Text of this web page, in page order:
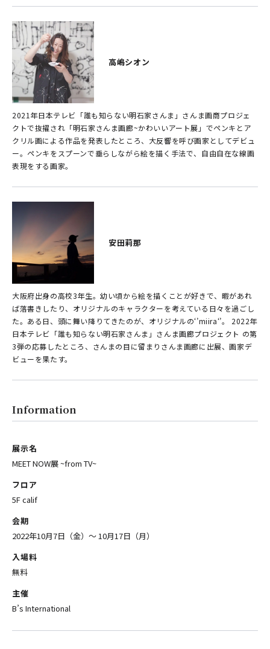
高嶋シオン
2021年日本テレビ「誰も知らない明石家さんま」さんま画商プロジェ
クトで抜擢され「明石家さんま画廊~かわいいアート展」でペンキとア
クリル画による作品を発表したところ、大反響を呼び画家としてデビュ
ー。ペンキをスプーンで垂らしながら絵を描く手法で、自由自在な線画
表現をする画家。
安田莉那
大阪府出身の高校3年生。幼い頃から絵を描くことが好きで、暇があれ
ば落書きしたり、オリジナルのキャラクターを考えている日々を過ごし
た。ある日、頭に舞い降りてきたのが、オリジナルの‘’miira‘’。 2022年
日本テレビ「誰も知らない明石家さんま」さんま画廊プロジェクト の第
3弾の応募したところ、さんまの目に留まりさんま画廊に出展、画家デ
ビューを果たす。
Information
展示名
MEET NOW展 ~from TV~
フロア
5F calif
会期
2022年10月7日（金）〜 10月17日（月）
入場料
無料
主催
B’s International